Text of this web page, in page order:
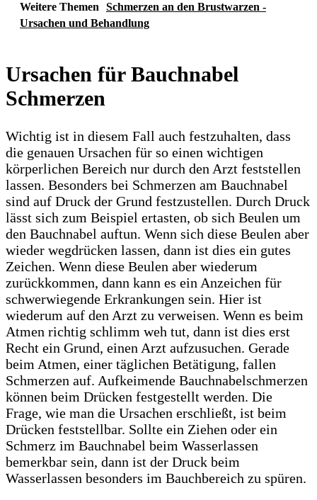
Weitere Themen
Schmerzen an den Brustwarzen -
Ursachen und Behandlung
Ursachen für Bauchnabel
Schmerzen
Wichtig ist in diesem Fall auch festzuhalten, dass
die genauen Ursachen für so einen wichtigen
körperlichen Bereich nur durch den Arzt feststellen
lassen. Besonders bei Schmerzen am Bauchnabel
sind auf Druck der Grund festzustellen. Durch Druck
lässt sich zum Beispiel ertasten, ob sich Beulen um
den Bauchnabel auftun. Wenn sich diese Beulen aber
wieder wegdrücken lassen, dann ist dies ein gutes
Zeichen. Wenn diese Beulen aber wiederum
zurückkommen, dann kann es ein Anzeichen für
schwerwiegende Erkrankungen sein. Hier ist
wiederum auf den Arzt zu verweisen. Wenn es beim
Atmen richtig schlimm weh tut, dann ist dies erst
Recht ein Grund, einen Arzt aufzusuchen. Gerade
beim Atmen, einer täglichen Betätigung, fallen
Schmerzen auf. Aufkeimende Bauchnabelschmerzen
können beim Drücken festgestellt werden. Die
Frage, wie man die Ursachen erschließt, ist beim
Drücken feststellbar. Sollte ein Ziehen oder ein
Schmerz im Bauchnabel beim Wasserlassen
bemerkbar sein, dann ist der Druck beim
Wasserlassen besonders im Bauchbereich zu spüren.